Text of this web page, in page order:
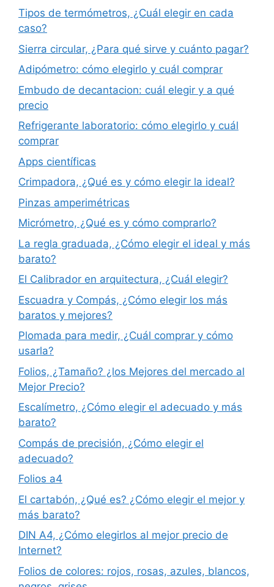
Tipos de termómetros, ¿Cuál elegir en cada
caso?
Sierra circular, ¿Para qué sirve y cuánto pagar?
Adipómetro: cómo elegirlo y cuál comprar
Embudo de decantacion: cuál elegir y a qué
precio
Refrigerante laboratorio: cómo elegirlo y cuál
comprar
Apps científicas
Crimpadora, ¿Qué es y cómo elegir la ideal?
Pinzas amperimétricas
Micrómetro, ¿Qué es y cómo comprarlo?
La regla graduada, ¿Cómo elegir el ideal y más
barato?
El Calibrador en arquitectura, ¿Cuál elegir?
Escuadra y Compás, ¿Cómo elegir los más
baratos y mejores?
Plomada para medir, ¿Cuál comprar y cómo
usarla?
Folios, ¿Tamaño? ¿los Mejores del mercado al
Mejor Precio?
Escalímetro, ¿Cómo elegir el adecuado y más
barato?
Compás de precisión, ¿Cómo elegir el
adecuado?
Folios a4
El cartabón, ¿Qué es? ¿Cómo elegir el mejor y
más barato?
DIN A4, ¿Cómo elegirlos al mejor precio de
Internet?
Folios de colores: rojos, rosas, azules, blancos,